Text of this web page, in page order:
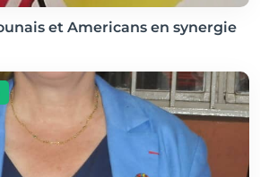
et Americans en synergie